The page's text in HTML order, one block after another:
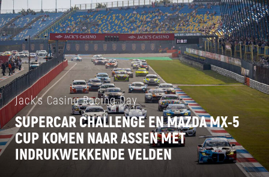
Jack's Casino Racing Day
SUPERCAR CHALLENGE EN MAZDA MX-5
CUP KOMEN NAAR ASSEN MET
INDRUKWEKKENDE VELDEN